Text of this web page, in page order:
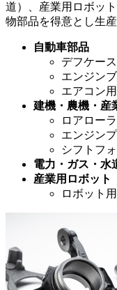
道）、産業用ロボッ
物部品を得意とし生産
自動車部品
デフケース
エンジン
エアコン
建機・農機・産
ロアロー
エンジン
シフトフ
電力・ガス・水
産業用ロボット
ロボット